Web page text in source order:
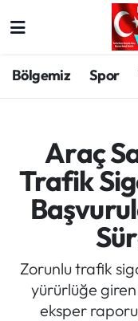
Bölgemiz Spor
Araç
Trafik
Zorunlu trafik
yürürlüğe
eksper
Spor
Türkiye
Kültür/Sanat
Politika
Politik Kulis
Dünya
Trabzon Hava
Trabzon
Süper Lig
Tüm Manşetler
Son Dakika
Haber Arşivi